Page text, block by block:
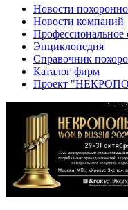
Новости
Новости компаний
Профессиональное
Энциклопедия
Справочник
Каталог фирм
Проект